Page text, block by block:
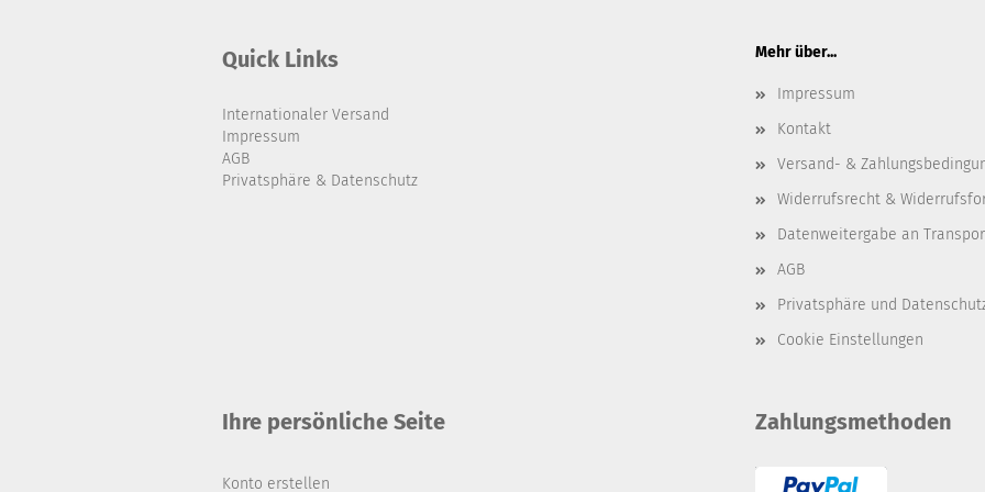
Quick Links
Internationaler Versand
Impressum
AGB
Privatsphäre & Datenschutz
Mehr über...
Impressum
Kontakt
Versand- &
Widerrufsrecht &
Datenweitergabe an
AGB
Privatsphäre und
Cookie Einstellungen
Ihre persönliche Seite
Konto erstellen
Zahlungsmethoden